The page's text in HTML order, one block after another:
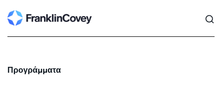
Skip
to
Προγράμματα